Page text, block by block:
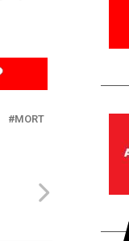
MORT